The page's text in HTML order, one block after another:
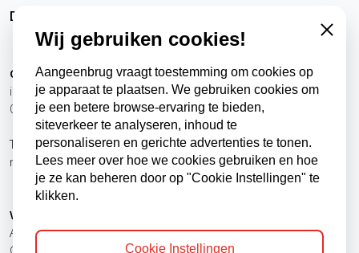
DatRepareerIkZelfWel
Contact
info@datrepareerikzelfwel.nl
0118-570024
Telefonisch bereikbaar
ma t/m vr
9:00 - 12:00 uur
13:00 - 16:00 uur
Winkel, kantoor en afhaalpunt
Aangeenbrug Electro BV
Oude Zandweg 24
Wij gebruiken cookies!
Aangeenbrug vraagt toestemming om cookies op
je apparaat te plaatsen. We gebruiken cookies om
je een betere browse-ervaring te bieden,
siteverkeer te analyseren, inhoud te
personaliseren en gerichte advertenties te tonen.
Lees meer over hoe we cookies gebruiken en hoe
je ze kan beheren door op "Cookie Instellingen" te
klikken.
Close
Cookie Instellingen